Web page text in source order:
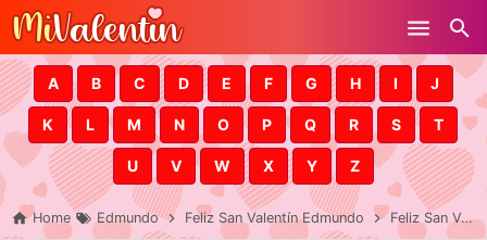
Skip to main content
A B C D E F G H I J
K L M N O P Q R S T
U V W X Y Z
Home Edmundo Feliz San Valentín Edmundo Feliz San Valentín Edmundo